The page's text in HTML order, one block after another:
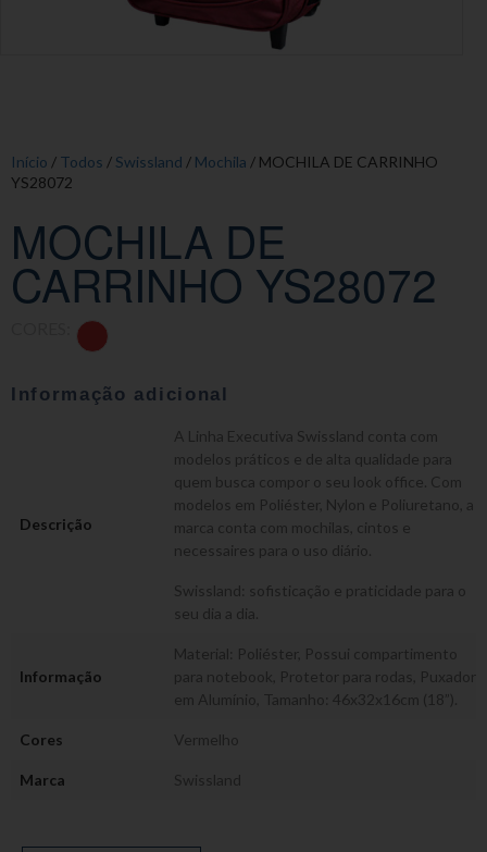
Início / Todos / Swissland / Mochila / MOCHILA DE CARRINHO
YS28072
MOCHILA DE
CARRINHO YS28072
Informação adicional
Descrição
A Linha Executiva Swissland conta com
modelos práticos e de alta qualidade para
quem busca compor o seu look office. Com
modelos em Poliéster, Nylon e Poliuretano, a
marca conta com mochilas, cintos e
necessaires para o uso diário.
Swissland: sofisticação e praticidade para o
seu dia a dia.
Informação
Material: Poliéster, Possui compartimento
para notebook, Protetor para rodas, Puxador
em Alumínio, Tamanho: 46x32x16cm (18”).
Cores Vermelho
Marca Swissland